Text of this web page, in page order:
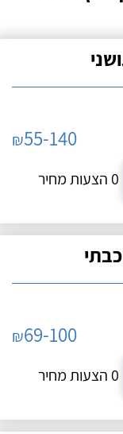
₪55-140
0 הצעות מחיר
₪69-100
0 הצעות מחיר